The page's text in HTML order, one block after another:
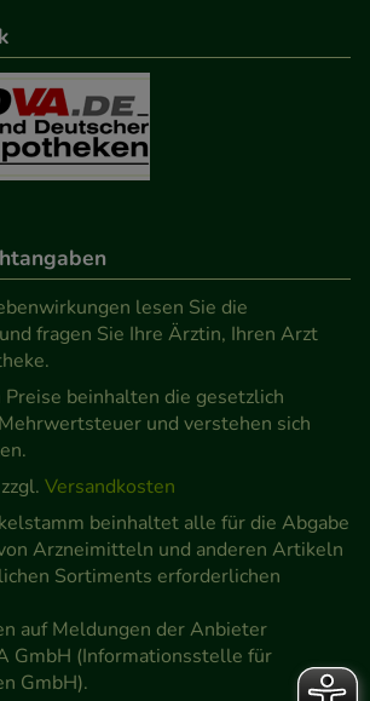
werden.
lesen Sie die
fragen Sie Ihre Ärztin, Ihren Arzt
Preise beinhalten die gesetzlich
und verstehen sich
Versandkosten
beinhaltet alle für die Abgabe
Arzneimitteln und anderen Artikeln
Sortiments erforderlichen
auf Meldungen der Anbieter
GmbH (Informationsstelle für
GmbH).